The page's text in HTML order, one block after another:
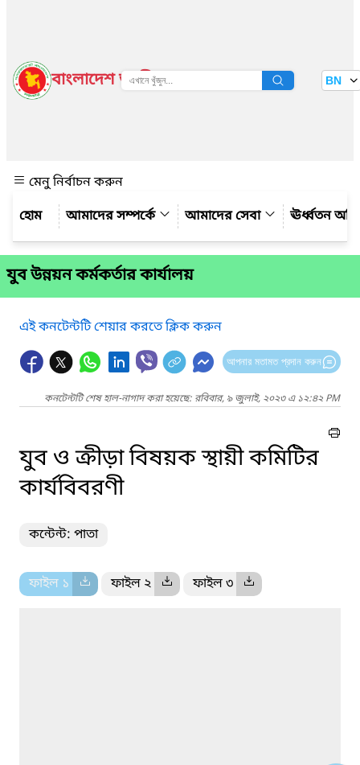
বাংলাদেশ জাতীয় তথ্য বাতায়ন BN
মেনু নির্বাচন করুন
আমাদের সম্পর্কে
আমাদের সেবা ঊর্ধ্বতন
যুব উন্নয়ন কর্মকর্তার কার্যালয়
এই কনটেন্টটি শেয়ার করতে ক্লিক করুন
আপনার মতামত প্রদান করুন
কনটেন্টটি শেষ হাল-নাগাদ করা হয়েছে: রবিবার, ৯ জুলাই, ২০২৩ এ ১২:৪২ PM
যুব ও ক্রীড়া বিষয়ক স্থায়ী কমিটির
কার্যবিবরণী
কন্টেন্ট: পাতা
ফাইল ১ ফাইল ২ ফাইল ৩